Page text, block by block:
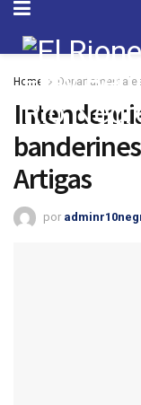
Home
Artigas
por